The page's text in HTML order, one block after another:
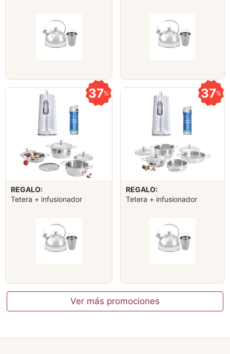
37%
REGALO:
Tetera + infusionador
37%
REGALO:
Tetera + infusionador
Ver más promociones